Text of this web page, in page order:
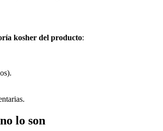
kosher del producto:
lo son